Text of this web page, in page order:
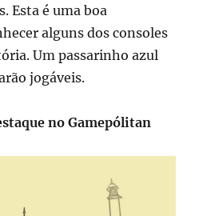
Esta é uma boa
alguns dos consoles
Um passarinho azul
jogáveis.
no Gamepólitan